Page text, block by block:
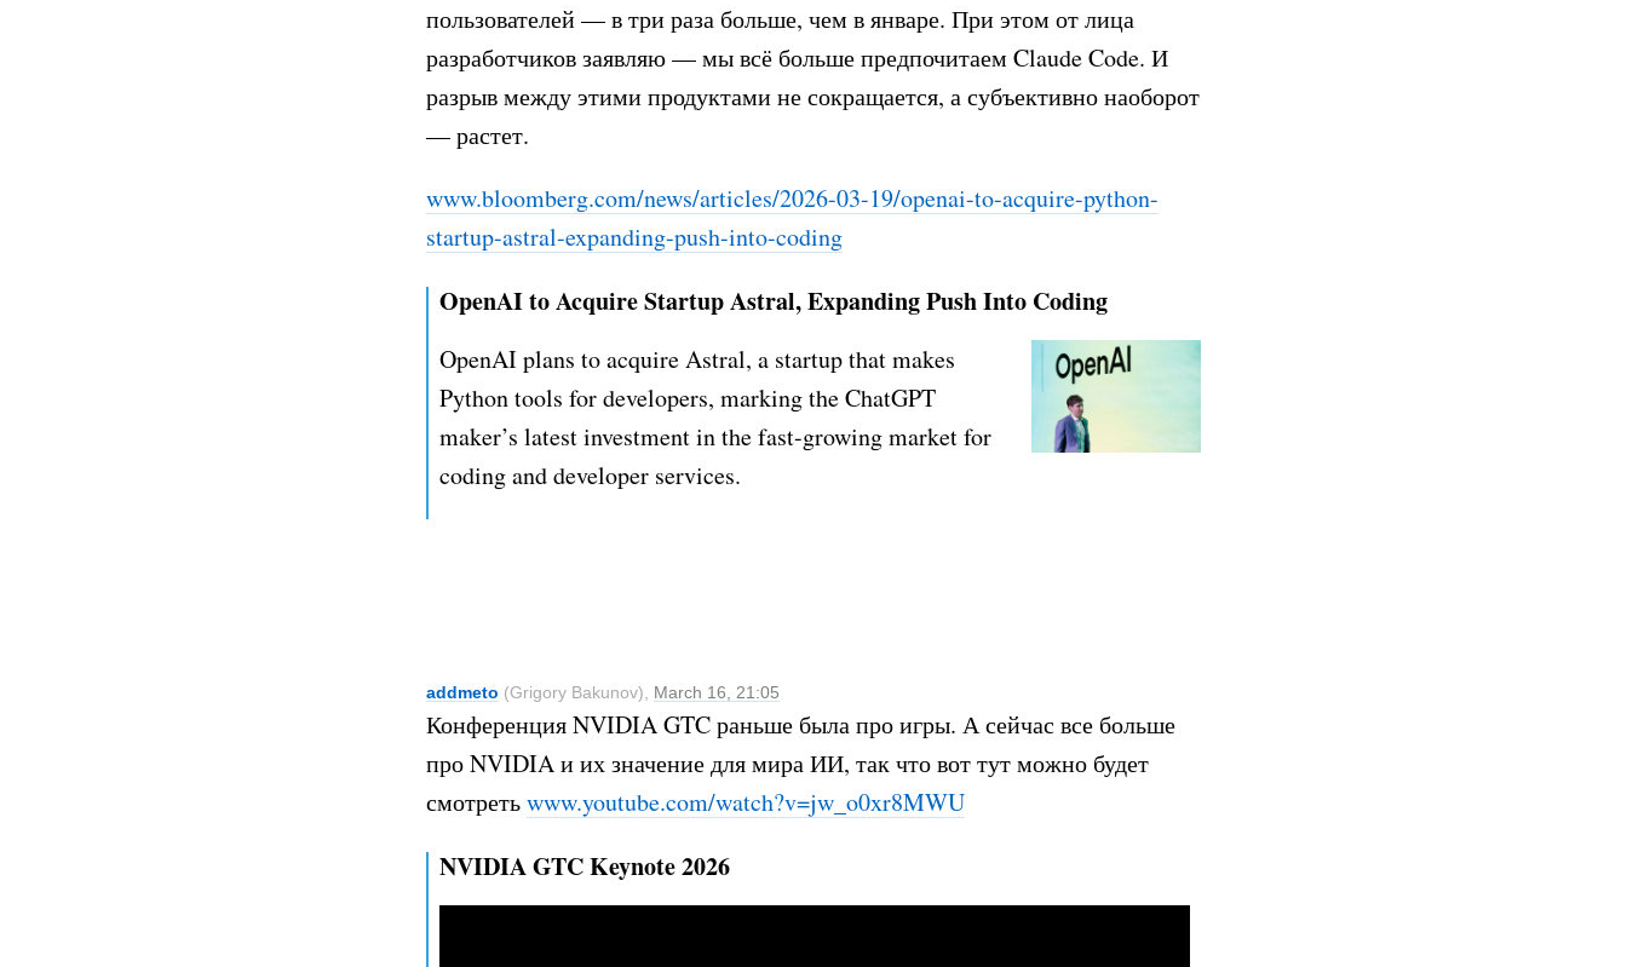
пользователей — в три раза больше, чем в январе. При этом от лица
разработчиков заявляю — мы всё больше предпочитаем Claude Code. И
разрыв между этими продуктами не сокращается, а субъективно наоборот
— растет.
www.bloomberg.com/news/articles/2026-03-19/openai-to-acquire-python-
startup-astral-expanding-push-into-coding
OpenAI to Acquire Startup Astral, Expanding Push Into Coding
OpenAI plans to acquire Astral, a startup that makes
Python tools for developers, marking the ChatGPT
maker’s latest investment in the fast-growing market for
coding and developer services.
addmeto (Grigory Bakunov), March 16, 21:05
Конференция NVIDIA GTC раньше была про игры. А сейчас все больше
про NVIDIA и их значение для мира ИИ, так что вот тут можно будет
смотретьwww.youtube.com/watch?v=jw_o0xr8MWU
NVIDIA GTC Keynote 2026